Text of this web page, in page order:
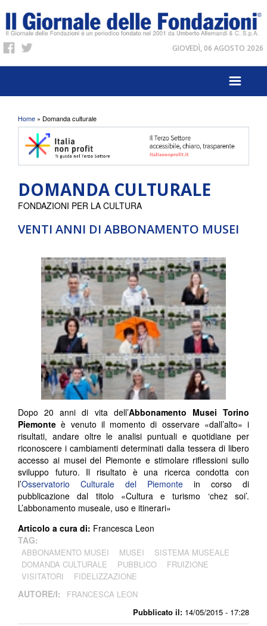
GIOVEDÌ, 06 AGOSTO 2026
Tu sei qui
Home » Domanda culturale
DOMANDA CULTURALE
VENTI ANNI DI ABBONAMENTO MUSEI
Pubblicato il: 14/05/2015 - 17:28
FONDAZIONI PER LA CULTURA
Dopo 20 anni di vita dell’Abbonamento Musei Torino
Piemonte è venuto il momento di osservare «dall’alto» i
risultati, andare oltre le analisi puntuali e quotidiane per
riconoscere i cambiamenti determinati dalla tessera di libero
accesso ai musei del Piemonte e stimolare riflessioni sullo
sviluppo futuro. Il risultato è una ricerca condotta con
l’Osservatorio Culturale del Piemonte in corso di
pubblicazione dal titolo «Cultura e turismo ‘chez soi’.
L’abbonamento museale, uso e itinerari»
Articolo a cura di: Francesca Leon
TAG:
ABBONAMENTO MUSEI MUSEI
SISTEMA MUSEALE
DOMANDA CULTURALE
PUBBLICO
FRUIZIONE
VISITATORI
FIDELIZZAZIONE
AUTORE/I: FRANCESCA LEON